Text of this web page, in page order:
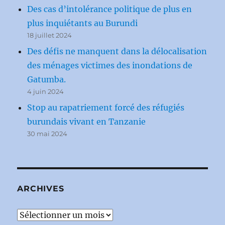
Des cas d’intolérance politique de plus en
plus inquiétants au Burundi
18 juillet 2024
Des défis ne manquent dans la délocalisation
des ménages victimes des inondations de
Gatumba.
4 juin 2024
Stop au rapatriement forcé des réfugiés
burundais vivant en Tanzanie
30 mai 2024
ARCHIVES
Archives